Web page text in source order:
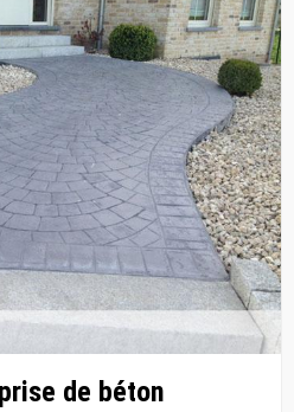
de béton